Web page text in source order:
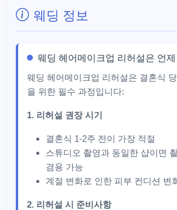
웨딩 정보
웨딩 헤어메이크업 리허설은 언
웨딩 헤어메이크업 리허설은 결혼식
을 위한 필수 과정입니다:
1. 리허설 권장 시기
결혼식 1-2주 전이 가장 적절
스튜디오 촬영과 동일한 샵이면
겸용 가능
계절 변화로 인한 피부 컨디션 변
2. 리허설 시 준비사항